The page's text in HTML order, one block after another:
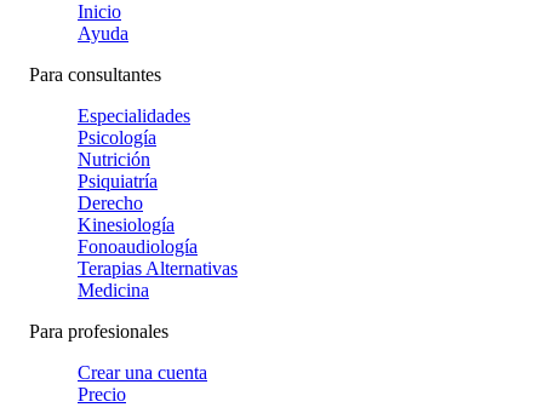
Inicio
Ayuda
Para consultantes
Especialidades
Psicología
Nutrición
Psiquiatría
Derecho
Kinesiología
Fonoaudiología
Terapias Alternativas
Medicina
Para profesionales
Crear una cuenta
Precio